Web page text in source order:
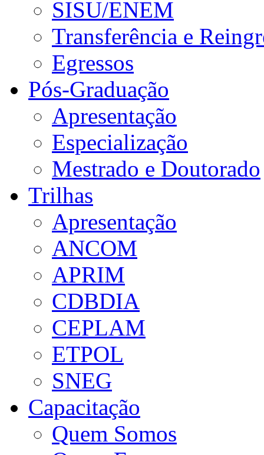
SISU/ENEM
Transferência e
Egressos
Pós-Graduação
Apresentação
Especialização
Mestrado e Doutorado
Trilhas
Apresentação
ANCOM
APRIM
CDBDIA
CEPLAM
ETPOL
SNEG
Capacitação
Quem Somos